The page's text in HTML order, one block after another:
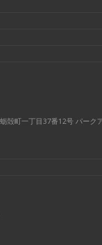
殻町一丁目37番12号 パーク